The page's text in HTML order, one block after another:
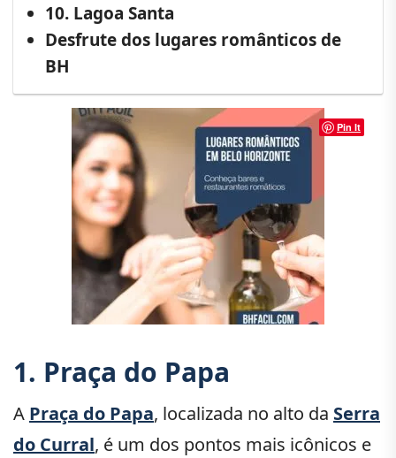
10. Lagoa Santa
Desfrute dos lugares românticos de
BH
Pin It
1. Praça do Papa
A Praça do Papa, localizada no alto da Serra
do Curral, é um dos pontos mais icônicos e